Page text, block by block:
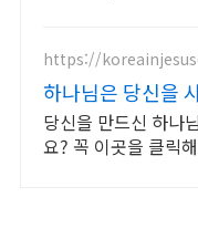
https://
하나님은 당신을
YOU
당신을 만드신 하나
요? 꼭 이곳을 클릭